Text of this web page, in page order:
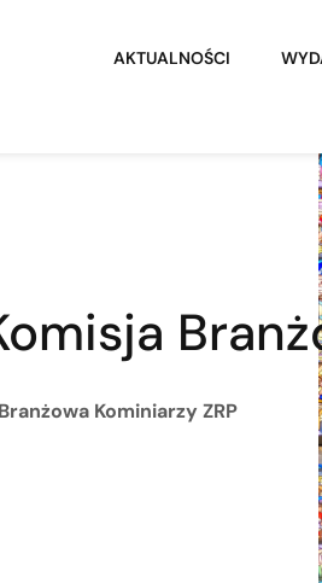
AKTUALNOŚCI
Kominiarzy ZRP